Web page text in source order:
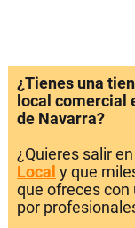
¿Tienes una
local comercial
de Navarra?
¿Quieres salir
Local y que
que ofreces
por